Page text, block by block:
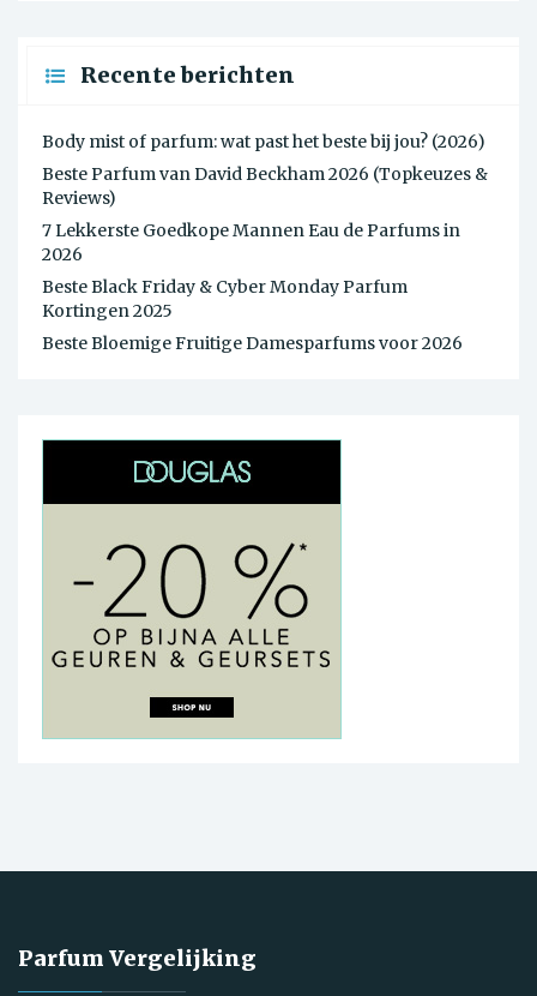
Recente berichten
Body mist of parfum: wat past het beste bij jou? (2026)
Beste Parfum van David Beckham 2026 (Topkeuzes &
Reviews)
7 Lekkerste Goedkope Mannen Eau de Parfums in
2026
Beste Black Friday & Cyber Monday Parfum
Kortingen 2025
Beste Bloemige Fruitige Damesparfums voor 2026
Parfum Vergelijking